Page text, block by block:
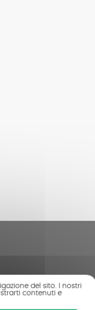
del sito. I nostri
contenuti e